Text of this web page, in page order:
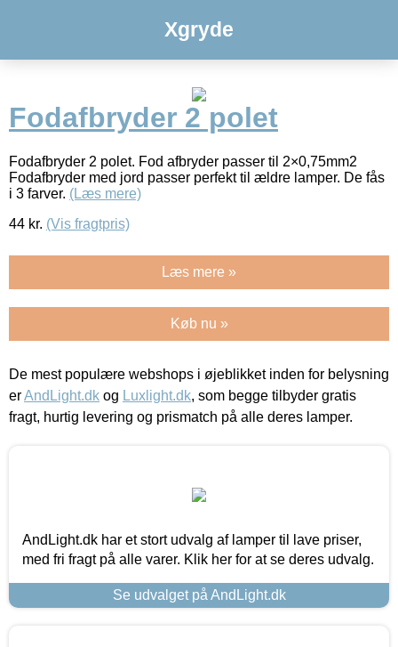
Xgryde
Fodafbryder 2 polet
Fodafbryder 2 polet. Fod afbryder passer til 2×0,75mm2
Fodafbryder med jord passer perfekt til ældre lamper. De fås
i 3 farver. (Læs mere)
44 kr. (Vis fragtpris)
Læs mere »
Køb nu »
De mest populære webshops i øjeblikket inden for belysning
erAndLight.dk og Luxlight.dk, som begge tilbyder gratis
fragt, hurtig levering og prismatch på alle deres lamper.
AndLight.dk har et stort udvalg af lamper til lave priser,
med fri fragt på alle varer. Klik her for at se deres udvalg.
Se udvalget på AndLight.dk